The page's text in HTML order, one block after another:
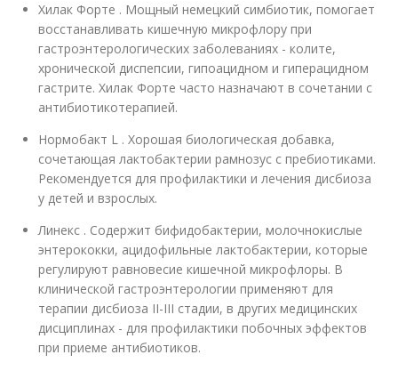
Хилак Форте . Мощный немецкий симбиотик, помогает
восстанавливать кишечную микрофлору при
гастроэнтерологических заболеваниях - колите,
хронической диспепсии, гипоацидном и гиперацидном
гастрите. Хилак Форте часто назначают в сочетании с
антибиотикотерапией.
Нормобакт L . Хорошая биологическая добавка,
сочетающая лактобактерии рамнозус с пребиотиками.
Рекомендуется для профилактики и лечения дисбиоза
у детей и взрослых.
Линекс . Содержит бифидобактерии, молочнокислые
энтерококки, ацидофильные лактобактерии, которые
регулируют равновесие кишечной микрофлоры. В
клинической гастроэнтерологии применяют для
терапии дисбиоза II-III стадии, в других медицинских
дисциплинах - для профилактики побочных эффектов
при приеме антибиотиков.